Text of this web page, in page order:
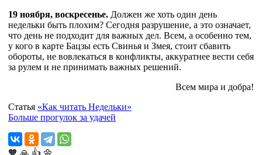
19 ноября, воскресенье. Должен же хоть один день
недельки быть плохим? Сегодня разрушение, а это означает,
что день не подходит для важных дел. Всем, а особенно тем,
у кого в карте Бацзы есть Свинья и Змея, стоит сбавить
обороты, не вовлекаться в конфликты, аккуратнее вести себя
за рулем и не принимать важных решений.
Всем мира и добра!
Статья «Как читать Недельки»
Больше прогулок за удачей
🧡 🙏 👍 🌼